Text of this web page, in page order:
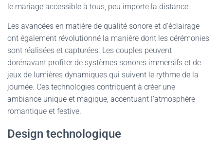
le mariage accessible à tous, peu importe la distance.
Les avancées en matière de qualité sonore et d’éclairage
ont également révolutionné la manière dont les cérémonies
sont réalisées et capturées. Les couples peuvent
dorénavant profiter de systèmes sonores immersifs et de
jeux de lumières dynamiques qui suivent le rythme de la
journée. Ces technologies contribuent à créer une
ambiance unique et magique, accentuant l’atmosphère
romantique et festive.
Design technologique